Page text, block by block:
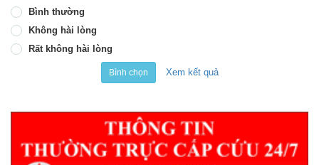
Bình thường
Không hài lòng
Rất không hài lòng
Bình chọn Xem kết quả